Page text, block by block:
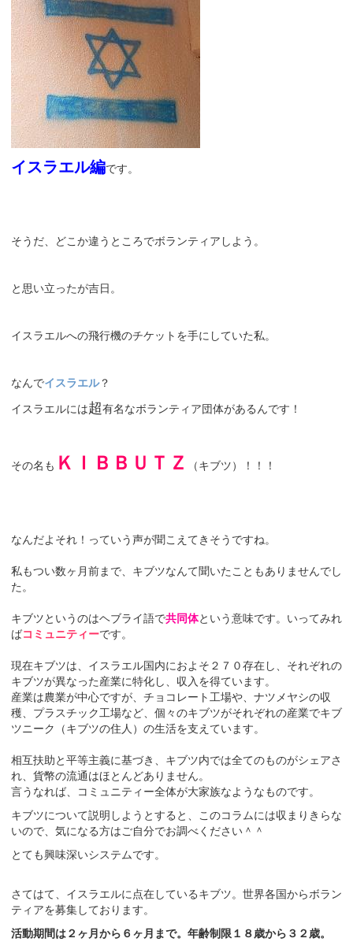
イスラエル編です。
そうだ、どこか違うところでボランティアしよう。
と思い立ったが吉日。
イスラエルへの飛行機のチケットを手にしていた私。
なんでイスラエル？
イスラエルには超有名なボランティア団体があるんです！
その名も ＫＩＢＢＵＴＺ （キブツ）！！！
なんだよそれ！っていう声が聞こえてきそうですね。
私もつい数ヶ月前まで、キブツなんて聞いたこともありませんでし
た。
キブツというのはヘブライ語で共同体という意味です。いってみれ
ばコミュニティーです。
現在キブツは、イスラエル国内におよそ２７０存在し、それぞれの
キブツが異なった産業に特化し、収入を得ています。
産業は農業が中心ですが、チョコレート工場や、ナツメヤシの収
穫、プラスチック工場など、個々のキブツがそれぞれの産業でキブ
ツニーク（キブツの住人）の生活を支えています。
相互扶助と平等主義に基づき、キブツ内では全てのものがシェアさ
れ、貨幣の流通はほとんどありません。
言うなれば、コミュニティー全体が大家族なようなものです。
キブツについて説明しようとすると、このコラムには収まりきらな
いので、気になる方はご自分でお調べください＾＾
とても興味深いシステムです。
さてはて、イスラエルに点在しているキブツ。世界各国からボラン
ティアを募集しております。
活動期間は２ヶ月から６ヶ月まで。年齢制限１８歳から３２歳。